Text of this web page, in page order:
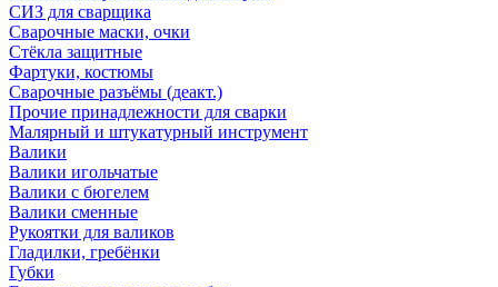
СИЗ для сварщика
Сварочные маски, очки
Стёкла защитные
Фартуки, костюмы
Сварочные разъёмы (деакт.)
Прочие принадлежности для сварки
Малярный и штукатурный инструмент
Валики
Валики игольчатые
Валики с бюгелем
Валики сменные
Рукоятки для валиков
Гладилки, гребёнки
Губки